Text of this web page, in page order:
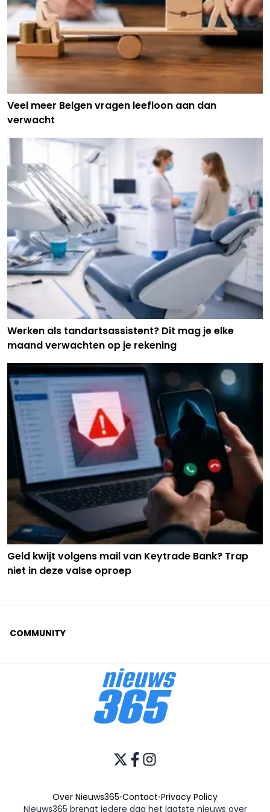
Veel meer Belgen vragen leefloon aan dan
verwacht
Werken als tandartsassistent? Dit mag je elke
maand verwachten op je rekening
Geld kwijt volgens mail van Keytrade Bank? Trap
niet in deze valse oproep
COMMUNITY
Over Nieuws365•Contact•Privacy Policy
Nieuws365 brengt iedere dag het laatste nieuws over